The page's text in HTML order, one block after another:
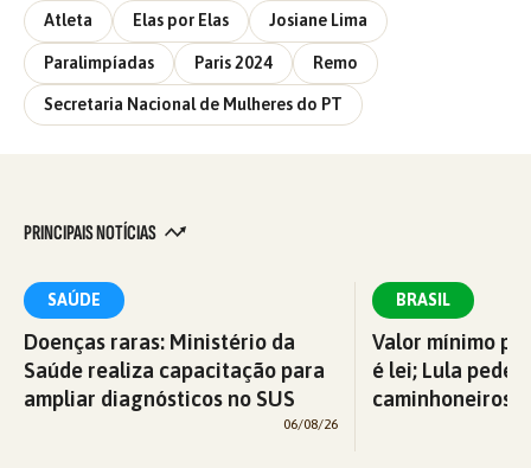
Atleta Elas por Elas Josiane Lima
Paralimpíadas Paris 2024 Remo
Secretaria Nacional de Mulheres do PT
PRINCIPAIS NOTÍCIAS
SAÚDE
Doenças raras: Ministério da
Saúde realiza capacitação para
ampliar diagnósticos no SUS
06/08/26
BRASIL
Valor mínimo
é lei; Lula pede
caminhoneiros